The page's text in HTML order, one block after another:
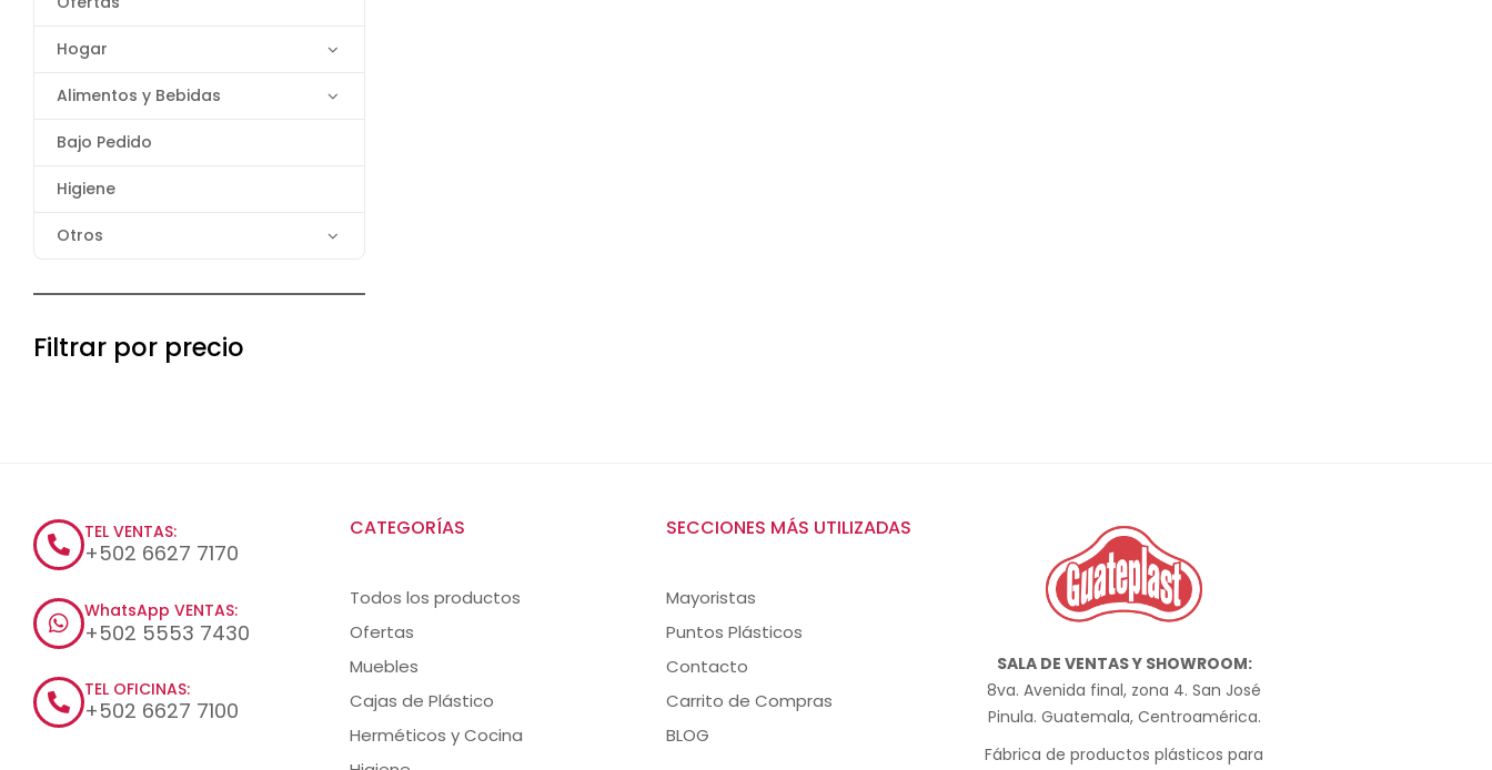
Hogar
Alimentos y Bebidas
Bajo Pedido
Higiene
Otros
Filtrar por precio
TEL VENTAS:
+502 6627 7170
WhatsApp VENTAS:
+502 5553 7430
TEL OFICINAS:
+502 6627 7100
CATEGORÍAS
Todos los productos
Ofertas
Muebles
Cajas de Plástico
Herméticos y Cocina
SECCIONES MÁS UTILIZADAS
Mayoristas
Puntos Plásticos
Contacto
Carrito de Compras
BLOG
SALA DE VENTAS Y SHOWROOM:
8va. Avenida final, zona 4. San José
Pinula. Guatemala, Centroamérica.
Fábrica de productos plásticos para